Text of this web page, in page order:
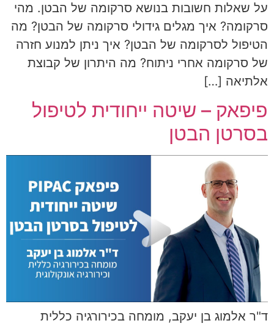
על שאלות חשובות בנושא סרקומה של הבטן. מהי
סרקומה? איך מגלים גידולי סרקומה של הבטן? מה
הטיפול לסרקומה של הבטן? איך ניתן למנוע חזרה
של סרקומה אחרי ניתוח? מה היתרון של קבוצת
אלתיאה […]
פיפאק – שיטה ייחודית לטיפול
בסרטן הבטן
ד"ר אלמוג בן יעקב, מומחה בכירורגיה כללית